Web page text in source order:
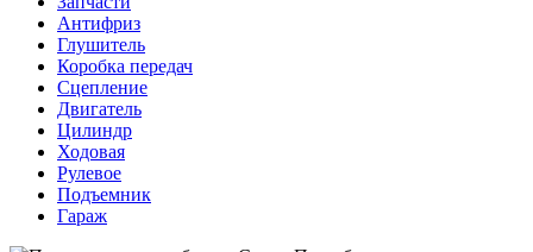
Антифриз
Глушитель
Коробка передач
Сцепление
Двигатель
Цилиндр
Ходовая
Рулевое
Подъемник
Гараж